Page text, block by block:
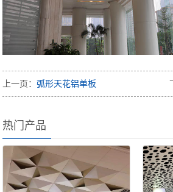
上一页：弧形天花铝单板
热门产品